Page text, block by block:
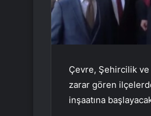
Çevre, Şehircilik ve
zarar gören
inşaatına